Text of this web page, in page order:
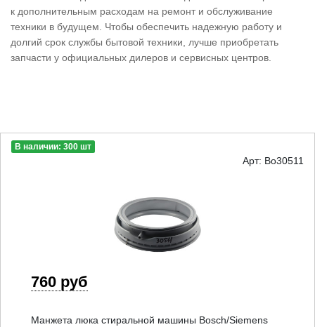
к дополнительным расходам на ремонт и обслуживание
техники в будущем. Чтобы обеспечить надежную работу и
долгий срок службы бытовой техники, лучше приобретать
запчасти у официальных дилеров и сервисных центров.
В наличии: 300 шт
Арт: Bo30511
760 руб
Манжета люка стиральной машины Bosch/Siemens